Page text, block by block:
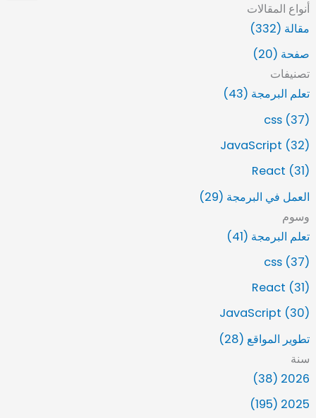
ب
ح
ع
أنواع المقالات
مقالة (332)
صفحة (20)
تصنيفات
تعلم البرمجة (43)
css (37)
JavaScript (32)
React (31)
العمل في البرمجة (29)
وسوم
تعلم البرمجة (41)
css (37)
React (31)
JavaScript (30)
تطوير المواقع (28)
سنة
2026 (38)
2025 (195)